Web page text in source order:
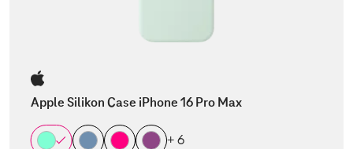
Apple Silikon Case iPhone 16 Pro Max
+ 6